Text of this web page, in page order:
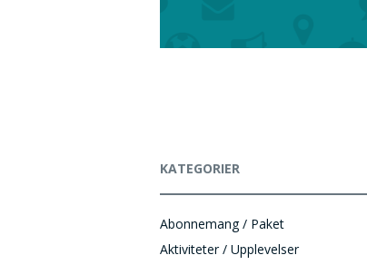
KATEGORIER
Abonnemang / Paket
Aktiviteter / Upplevelser